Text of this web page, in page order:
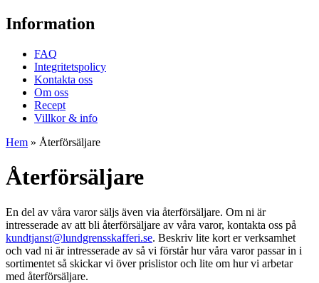
Information
FAQ
Integritetspolicy
Kontakta oss
Om oss
Recept
Villkor & info
Hem » Återförsäljare
Återförsäljare
En del av våra varor säljs även via återförsäljare. Om ni är
intresserade av att bli återförsäljare av våra varor, kontakta oss på
kundtjanst@lundgrensskafferi.se. Beskriv lite kort er verksamhet
och vad ni är intresserade av så vi förstår hur våra varor passar in i
sortimentet så skickar vi över prislistor och lite om hur vi arbetar
med återförsäljare.